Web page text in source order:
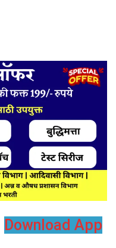
Download App